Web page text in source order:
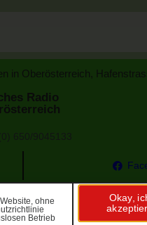
in Oberösterreich,
Radio
650/9045133
Sie sich mit unserer
ohne
Betrieb
Okay,